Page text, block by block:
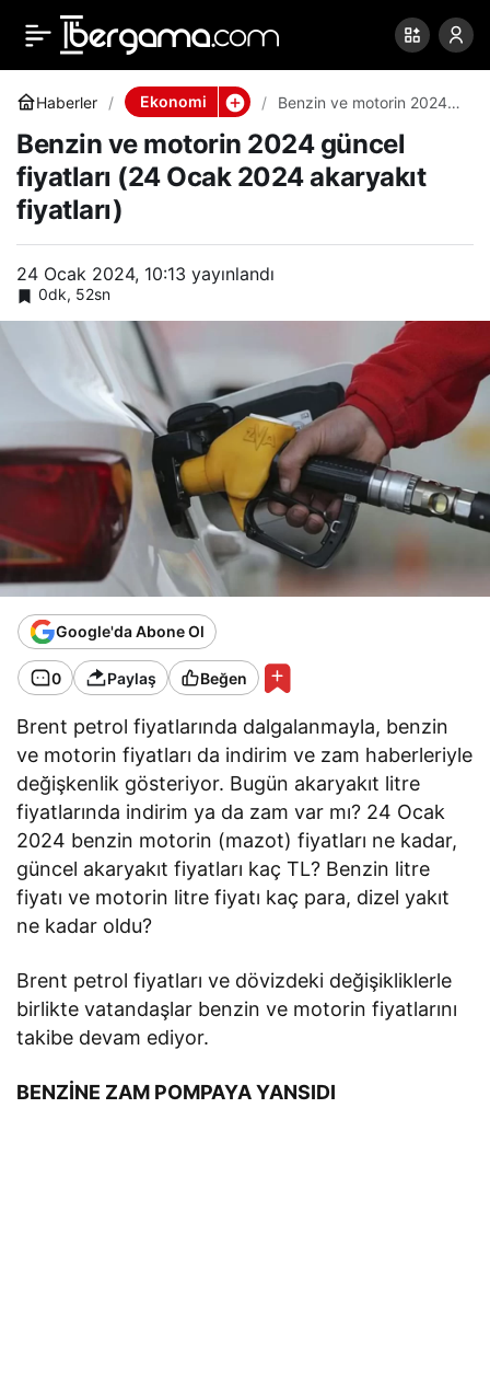
Haberler Ekonomi
Benzin ve motorin 2024
2024 akaryakıt fiyatları)
Benzin ve motorin 2024 güncel
fiyatları (24 Ocak 2024 akaryakıt
fiyatları)
24 Ocak 2024, 10:13 yayınlandı
0dk, 52sn
Google'da Abone Ol
0 Paylaş Beğen
Brent petrol fiyatlarında dalgalanmayla, benzin
ve motorin fiyatları da indirim ve zam haberleriyle
değişkenlik gösteriyor. Bugün akaryakıt litre
fiyatlarında indirim ya da zam var mı? 24 Ocak
2024 benzin motorin (mazot) fiyatları ne kadar,
güncel akaryakıt fiyatları kaç TL? Benzin litre
fiyatı ve motorin litre fiyatı kaç para, dizel yakıt
ne kadar oldu?
Brent petrol fiyatları ve dövizdeki değişikliklerle
birlikte vatandaşlar benzin ve motorin fiyatlarını
takibe devam ediyor.
BENZİNE ZAM POMPAYA YANSIDI
Benzin ve motorin 2024
güncel fiyatları (24 Ocak
2024 akaryakıt fiyatları)
0 Paylaş